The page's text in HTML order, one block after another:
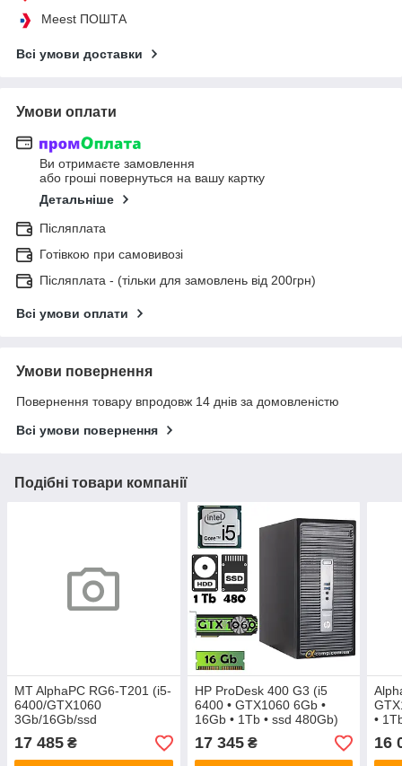
Meest ПОШТА
Всі умови доставки
Умови оплати
Ви отримаєте замовлення
або гроші повернуться на вашу картку
Детальніше
Післяплата
Готівкою при самовивозі
Післяплата - (тільки для замовлень від 200грн)
Всі умови оплати
Умови повернення
Повернення товару впродовж 14 днів за домовленістю
Всі умови повернення
Подібні товари компанії
MT AlphaPC RG6-T201 (i5-
6400/GTX1060
3Gb/16Gb/ssd
17 485 ₴
HP ProDesk 400 G3 (i5
6400 • GTX1060 6Gb •
16Gb • 1Tb • ssd 480Gb)
17 345₴
•
16